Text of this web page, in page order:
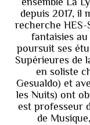
depuis 2017, il
recherche HES-
fantaisies au
poursuit ses
Supérieures de
en soliste
Gesualdo) et
les Nuits) ont
est professeur
de